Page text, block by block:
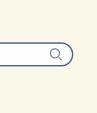
検
索